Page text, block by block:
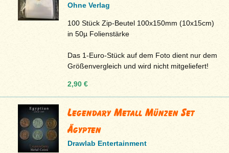
Ohne Verlag
100 Stück Zip-Beutel 100x150mm (10x15cm)
in 50µ Folienstärke
Das 1-Euro-Stück auf dem Foto dient nur dem
Größenvergleich und wird nicht mitgeliefert!
2,90 €
Legendary Metall Münzen Set
Ägypten
Drawlab Entertainment